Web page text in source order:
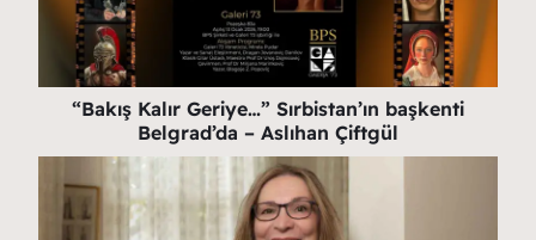
“Bakış Kalır Geriye…” Sırbistan’ın başkenti
Belgrad’da – Aslıhan Çiftgül